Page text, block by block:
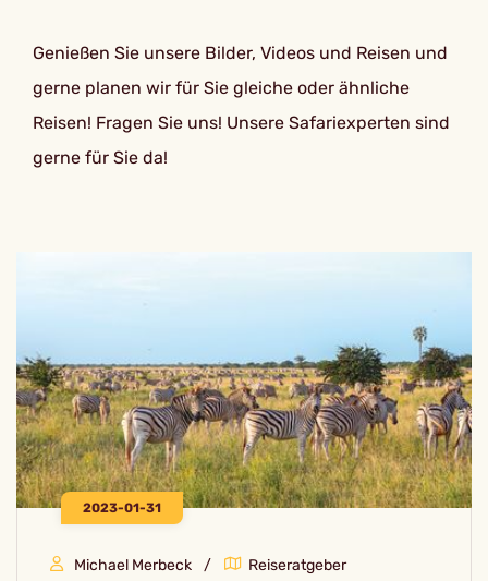
Genießen Sie unsere Bilder, Videos und Reisen und
gerne planen wir für Sie gleiche oder ähnliche
Reisen! Fragen Sie uns! Unsere Safariexperten sind
gerne für Sie da!
2023-01-31
Michael Merbeck Reiseratgeber